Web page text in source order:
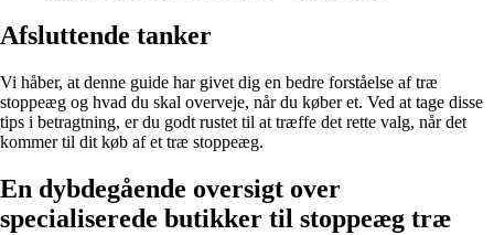
Afsluttende tanker
Vi håber, at denne guide har givet dig en bedre forståelse af træ
stoppeæg og hvad du skal overveje, når du køber et. Ved at tage disse
tips i betragtning, er du godt rustet til at træffe det rette valg, når det
kommer til dit køb af et træ stoppeæg.
En dybdegående oversigt over
specialiserede butikker til stoppeæg træ